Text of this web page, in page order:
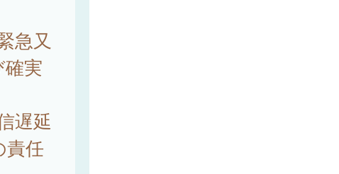
急又
実
遅延
責任